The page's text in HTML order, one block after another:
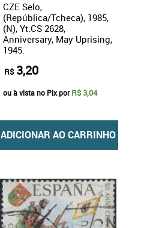
CZE Selo,
(República/Tcheca), 1985,
(N), Yt:CS 2628,
Anniversary, May Uprising,
1945.
R$ 3,20
ou à vista no Pix porR$ 3,04
ADICIONAR AO CARRINHO